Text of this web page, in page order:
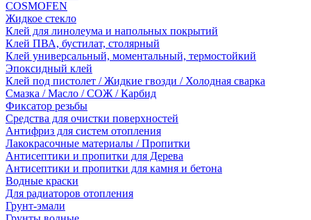
COSMOFEN
Жидкое стекло
Клей для линолеума и напольных покрытий
Клей ПВА, бустилат, столярный
Клей универсальный, моментальный, термостойкий
Эпоксидный клей
Клей под пистолет / Жидкие гвозди / Холодная сварка
Смазка / Масло / СОЖ / Карбид
Фиксатор резьбы
Средства для очистки поверхностей
Антифриз для систем отопления
Лакокрасочные материалы / Пропитки
Антисептики и пропитки для Дерева
Антисептики и пропитки для камня и бетона
Водные краски
Для радиаторов отопления
Грунт-эмали